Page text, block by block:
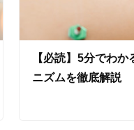
保険適用の相談可
【必読】5分でわ
ニズムを徹底解説